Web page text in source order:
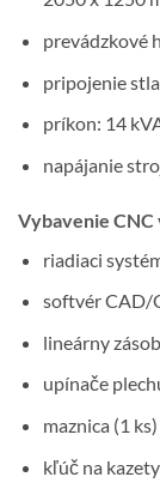
prevádzkové
pripojenie
príkon: 14
napájanie
Vybavenie CNC
riadiaci
softvér CAD/
lineárny
upínače
maznica (1 ks)
kľúč na